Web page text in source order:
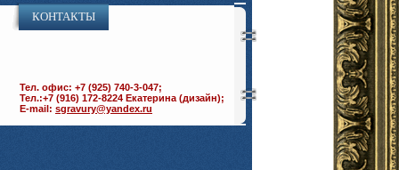
КОНТАКТЫ
Тел. офис: +7 (925) 740-3-047;
Тел.:+7 (916) 172-8224 Екатерина (дизайн);
E-mail: sgravury@yandex.ru